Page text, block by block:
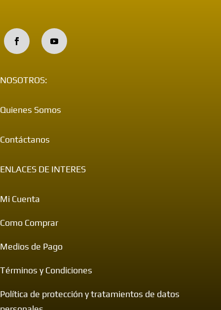
NOSOTROS:
Quienes Somos
Contáctanos
ENLACES DE INTERES
Mi Cuenta
Como Comprar
Medios de Pago
Términos y Condiciones
Política de protección y tratamientos de datos